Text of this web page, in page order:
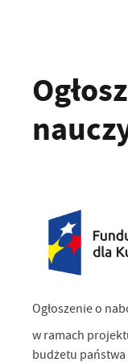
Ogłoszenie o
w ramach
budżetu państwa